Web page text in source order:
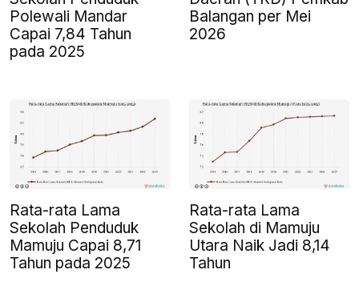
Polewali Mandar
Capai 7,84 Tahun
pada 2025
Balangan per Mei
2026
Rata-rata Lama
Sekolah Penduduk
Mamuju Capai 8,71
Tahun pada 2025
Rata-rata Lama
Sekolah di Mamuju
Utara Naik Jadi 8,14
Tahun